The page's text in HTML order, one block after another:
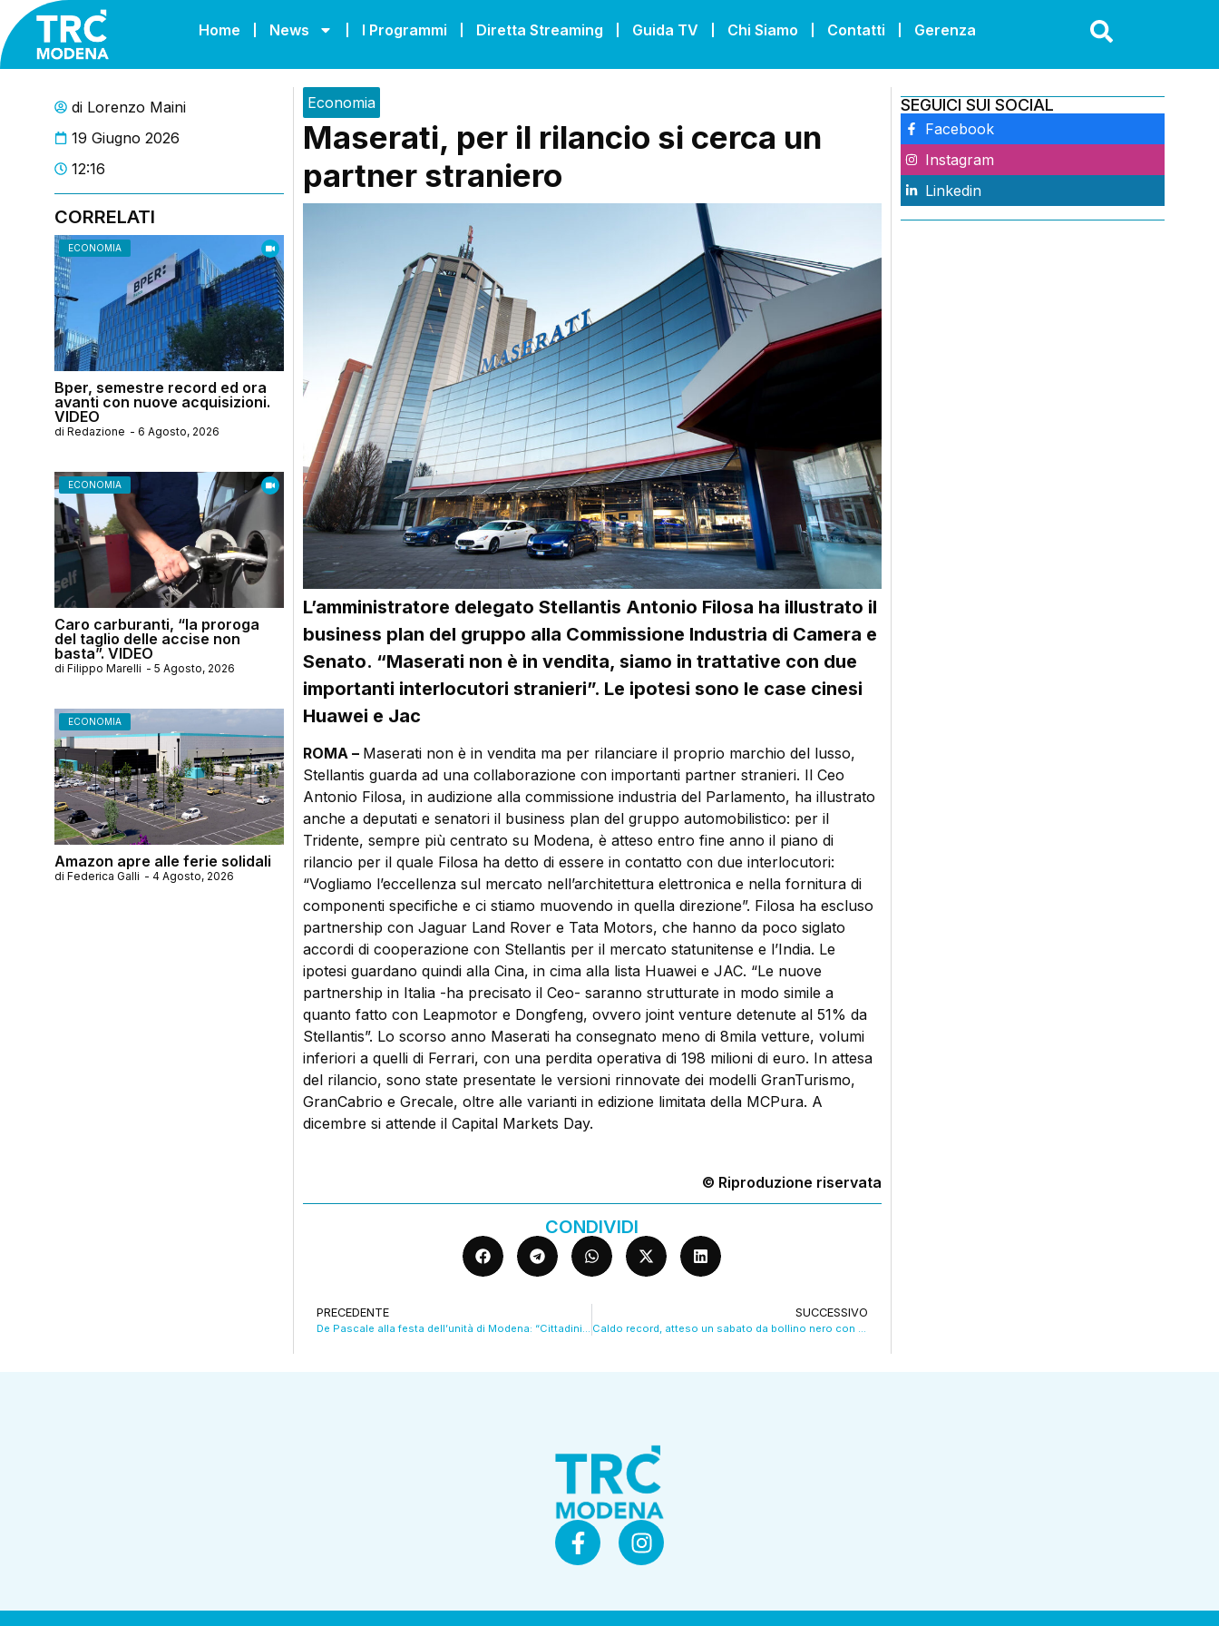
Home News I Programmi Diretta Streaming Guida TV Chi Siamo Contatti Gerenza
di Lorenzo Maini
19 Giugno 2026
12:16
CORRELATI
ECONOMIA
Bper, semestre record ed ora
avanti con nuove acquisizioni.
VIDEO
di Redazione - 6 Agosto, 2026
ECONOMIA
Caro carburanti, “la proroga
del taglio delle accise non
basta”. VIDEO
di Filippo Marelli - 5 Agosto, 2026
ECONOMIA
Amazon apre alle ferie solidali
di Federica Galli - 4 Agosto, 2026
Economia
Maserati, per il rilancio si cerca un
partner straniero
L’amministratore delegato Stellantis Antonio Filosa ha illustrato il
business plan del gruppo alla Commissione Industria di Camera e
Senato. “Maserati non è in vendita, siamo in trattative con due
importanti interlocutori stranieri”. Le ipotesi sono le case cinesi
Huawei e Jac
ROMA – Maserati non è in vendita ma per rilanciare il proprio marchio del lusso,
Stellantis guarda ad una collaborazione con importanti partner stranieri. Il Ceo
Antonio Filosa, in audizione alla commissione industria del Parlamento, ha illustrato
anche a deputati e senatori il business plan del gruppo automobilistico: per il
Tridente, sempre più centrato su Modena, è atteso entro fine anno il piano di
rilancio per il quale Filosa ha detto di essere in contatto con due interlocutori:
“Vogliamo l’eccellenza sul mercato nell’architettura elettronica e nella fornitura di
componenti specifiche e ci stiamo muovendo in quella direzione”. Filosa ha escluso
partnership con Jaguar Land Rover e Tata Motors, che hanno da poco siglato
accordi di cooperazione con Stellantis per il mercato statunitense e l’India. Le
ipotesi guardano quindi alla Cina, in cima alla lista Huawei e JAC. “Le nuove
partnership in Italia -ha precisato il Ceo- saranno strutturate in modo simile a
quanto fatto con Leapmotor e Dongfeng, ovvero joint venture detenute al 51% da
Stellantis”. Lo scorso anno Maserati ha consegnato meno di 8mila vetture, volumi
inferiori a quelli di Ferrari, con una perdita operativa di 198 milioni di euro. In attesa
del rilancio, sono state presentate le versioni rinnovate dei modelli GranTurismo,
GranCabrio e Grecale, oltre alle varianti in edizione limitata della MCPura. A
dicembre si attende il Capital Markets Day.
© Riproduzione riservata
CONDIVIDI
PRECEDENTE SUCCESSIVO
SEGUICI SUI SOCIAL
Facebook
Instagram
Linkedin